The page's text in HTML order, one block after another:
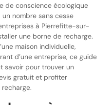
de conscience écologique
nombre sans cesse
à Pierrefitte-sur-
une borne de recharge.
maison individuelle,
d’une entreprise, ce guide
savoir pour trouver un
gratuit et profiter